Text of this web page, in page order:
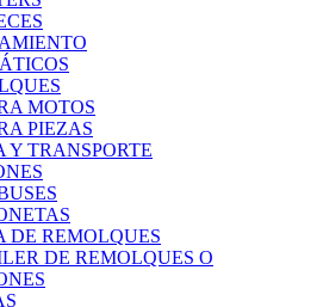
MOTOS
PIEZAS
Y TRANSPORTE
DE REMOLQUES
DE REMOLQUES O